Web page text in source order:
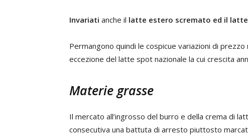
Invariati anche il latte estero scremato ed il
Permangono quindi le cospicue variazioni di
eccezione del latte spot nazionale la cui crescita
Materie grasse
Il mercato all’ingrosso del burro e della crema di
consecutiva una battuta di arresto piuttosto